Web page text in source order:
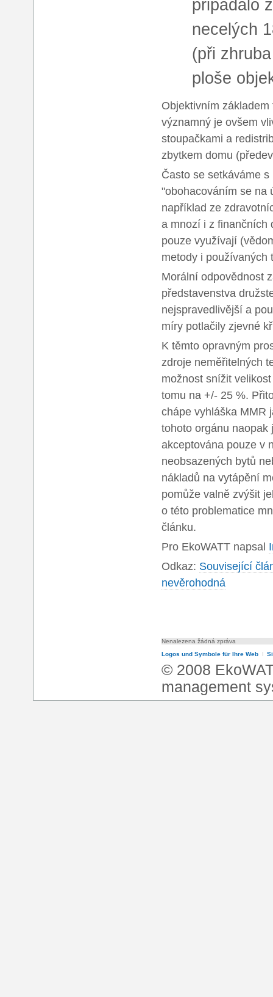
připadalo
necelých
(při
ploše
Objektivním
významný je ovšem
stoupačkami a
zbytkem domu
Často se setkáváme
"obohacováním se na
například ze
a mnozí i z finančních
pouze využívají
metody i používaných
Morální odpovědnost
představenstva
nejspravedlivější a
míry potlačily zjevné
K těmto opravným
zdroje neměřitelných
možnost snížit
tomu na +/- 25 %.
chápe vyhláška MMR
tohoto orgánu naopak
akceptována pouze v
neobsazených bytů
nákladů na vytápění
pomůže valně zvýšit
o této problematice
článku.
Pro EkoWATT napsal
Odkaz: Související
nevěrohodná
Nenalezena žádná zpráva
Logos und Symbole für Ihre Web l
© 2008
management